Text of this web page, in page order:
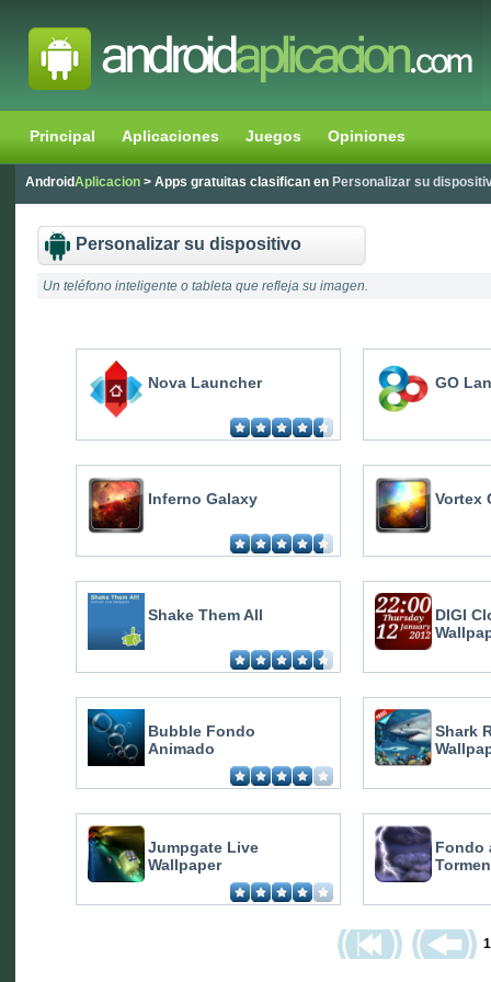
Principal Aplicaciones Juegos Opiniones
AndroidAplicacion > Apps gratuitas clasifican en Personalizar su
Personalizar su dispositivo
Un teléfono inteligente o tableta que refleja su imagen.
Nova Launcher GO
Inferno Galaxy Vortex
Shake Them All
DIGI
Bubble Fondo
Animado
Shark
Jumpgate Live
Wallpaper
Fondo
1